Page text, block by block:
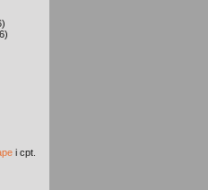
i cpt.